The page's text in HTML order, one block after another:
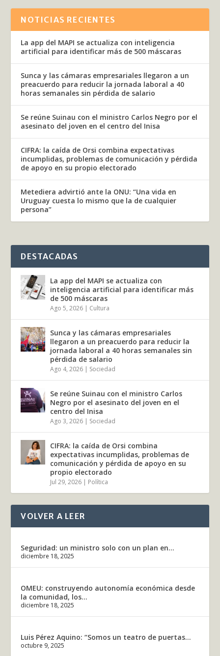
NOTICIAS RECIENTES
La app del MAPI se actualiza con inteligencia
artificial para identificar más de 500 máscaras
Sunca y las cámaras empresariales llegaron a un
preacuerdo para reducir la jornada laboral a 40
horas semanales sin pérdida de salario
Se reúne Suinau con el ministro Carlos Negro por el
asesinato del joven en el centro del Inisa
CIFRA: la caída de Orsi combina expectativas
incumplidas, problemas de comunicación y pérdida
de apoyo en su propio electorado
Metediera advirtió ante la ONU: “Una vida en
Uruguay cuesta lo mismo que la de cualquier
persona”
DESTACADAS
La app del MAPI se actualiza con
inteligencia artificial para identificar más
de 500 máscaras
Ago 5, 2026 | Cultura
Sunca y las cámaras empresariales
llegaron a un preacuerdo para reducir la
jornada laboral a 40 horas semanales sin
pérdida de salario
Ago 4, 2026 | Sociedad
Se reúne Suinau con el ministro Carlos
Negro por el asesinato del joven en el
centro del Inisa
Ago 3, 2026 | Sociedad
CIFRA: la caída de Orsi combina
expectativas incumplidas, problemas de
comunicación y pérdida de apoyo en su
propio electorado
Jul 29, 2026 | Política
VOLVER A LEER
Seguridad: un ministro solo con un plan en...
diciembre 18, 2025
OMEU: construyendo autonomía económica desde
la comunidad, los...
diciembre 18, 2025
Luis Pérez Aquino: “Somos un teatro de puertas...
octubre 9, 2025